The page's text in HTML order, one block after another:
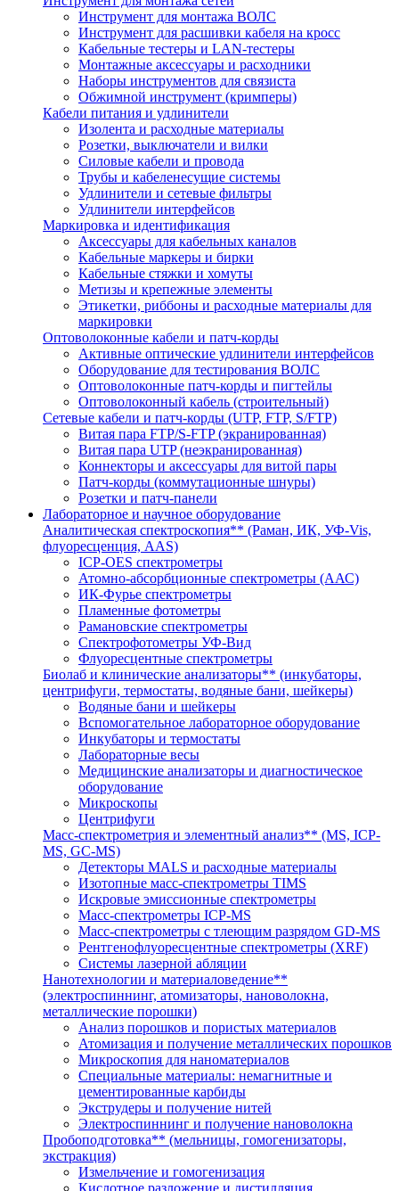
Инструмент для монтажа ВОЛС
Инструмент для расшивки кабеля на кросс
Кабельные тестеры и LAN-тестеры
Монтажные аксессуары и расходники
Наборы инструментов для связиста
Обжимной инструмент (кримперы)
Кабели питания и удлинители
Изолента и расходные материалы
Розетки, выключатели и вилки
Силовые кабели и провода
Трубы и кабеленесущие системы
Удлинители и сетевые фильтры
Удлинители интерфейсов
Маркировка и идентификация
Аксессуары для кабельных каналов
Кабельные маркеры и бирки
Кабельные стяжки и хомуты
Метизы и крепежные элементы
Этикетки, риббоны и расходные материалы для
маркировки
Оптоволоконные кабели и патч-корды
Активные оптические удлинители интерфейсов
Оборудование для тестирования ВОЛС
Оптоволоконные патч-корды и пигтейлы
Оптоволоконный кабель (строительный)
Сетевые кабели и патч-корды (UTP, FTP, S/FTP)
Витая пара FTP/S-FTP (экранированная)
Витая пара UTP (неэкранированная)
Коннекторы и аксессуары для витой пары
Патч-корды (коммутационные шнуры)
Розетки и патч-панели
Лабораторное и научное оборудование
Аналитическая спектроскопия** (Раман, ИК, УФ-Vis,
флуоресценция, AAS)
ICP-OES спектрометры
Атомно-абсорбционные спектрометры (ААС)
ИК-Фурье спектрометры
Пламенные фотометры
Рамановские спектрометры
Спектрофотометры УФ-Вид
Флуоресцентные спектрометры
Биолаб и клинические анализаторы** (инкубаторы,
центрифуги, термостаты, водяные бани, шейкеры)
Водяные бани и шейкеры
Вспомогательное лабораторное оборудование
Инкубаторы и термостаты
Лабораторные весы
Медицинские анализаторы и диагностическое
оборудование
Микроскопы
Центрифуги
Масс-спектрометрия и элементный анализ** (MS, ICP-
MS, GC-MS)
Детекторы MALS и расходные материалы
Изотопные масс-спектрометры TIMS
Искровые эмиссионные спектрометры
Масс-спектрометры ICP-MS
Масс-спектрометры с тлеющим разрядом GD-MS
Рентгенофлуоресцентные спектрометры (XRF)
Системы лазерной абляции
Нанотехнологии и материаловедение**
(электроспиннинг, атомизаторы, нановолокна,
металлические порошки)
Анализ порошков и пористых материалов
Атомизация и получение металлических порошков
Микроскопия для наноматериалов
Специальные материалы: немагнитные и
цементированные карбиды
Экструдеры и получение нитей
Электроспиннинг и получение нановолокна
Пробоподготовка** (мельницы, гомогенизаторы,
экстракция)
Измельчение и гомогенизация
Кислотное разложение и дистилляция